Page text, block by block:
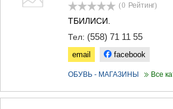
(0 Рейтинг)
ТБИЛИСИ.
Тел: (558) 71 11 55
email facebook
ОБУВЬ - МАГАЗИНЫ Все